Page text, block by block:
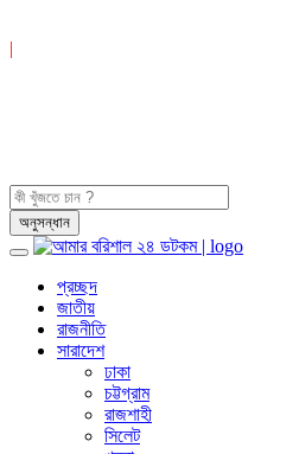
|
প্রচ্ছদ
জাতীয়
রাজনীতি
সারাদেশ
ঢাকা
চট্টগ্রাম
রাজশাহী
সিলেট